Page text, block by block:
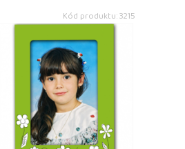
Kód produktu: 3215